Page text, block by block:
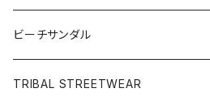
Surf Board(サーフボード )
OTHERS(サーフ小物)
CLOTHING(アパレル)
DECK(デッキ)
ビーチサンダル
TRIBAL STREETWEAR